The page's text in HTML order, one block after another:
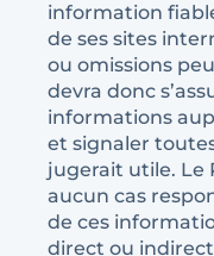
information
de ses sites
ou omissions
devra donc
informations
et signaler
jugerait utile. Le
aucun cas
de ces
direct ou